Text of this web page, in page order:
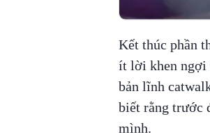
Kết thúc phần
ít lời khen ngợi
bản lĩnh
biết rằng trước
mình.